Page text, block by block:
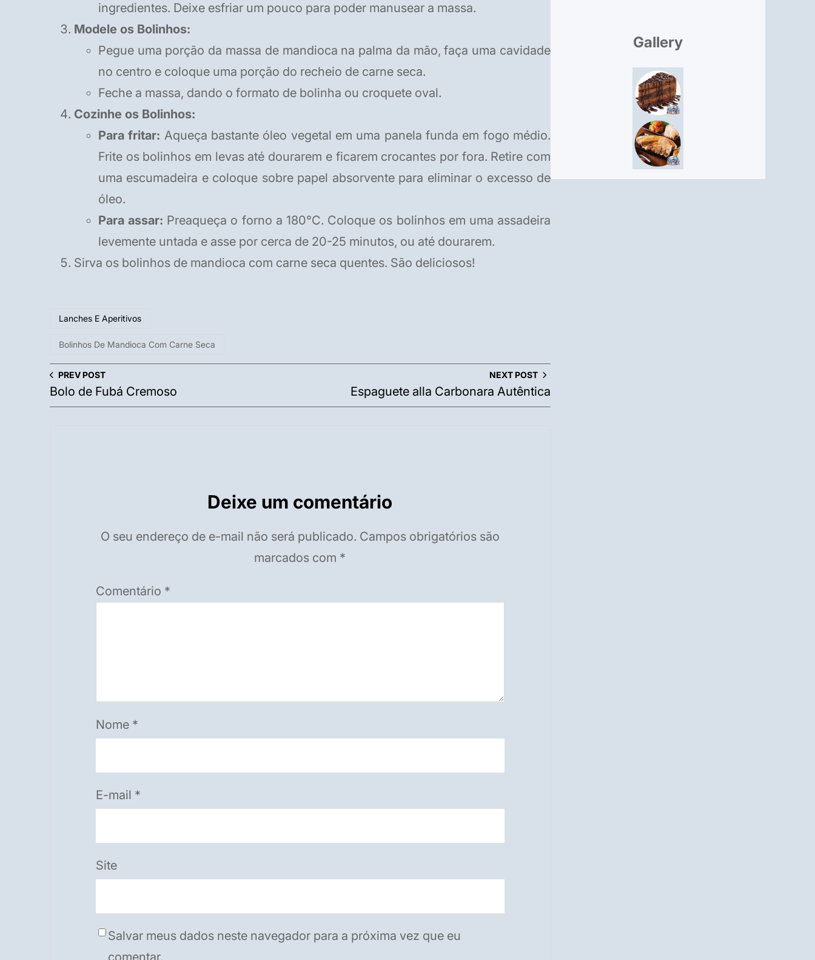
ingredientes. Deixe esfriar um pouco para poder manusear a massa.
Modele os Bolinhos:
Pegue uma porção da massa de mandioca na palma da mão, faça uma cavidade
no centro e coloque uma porção do recheio de carne seca.
Feche a massa, dando o formato de bolinha ou croquete oval.
Cozinhe os Bolinhos:
Para fritar: Aqueça bastante óleo vegetal em uma panela funda em fogo médio.
Frite os bolinhos em levas até dourarem e ficarem crocantes por fora. Retire com
uma escumadeira e coloque sobre papel absorvente para eliminar o excesso de
óleo.
Para assar: Preaqueça o forno a 180°C. Coloque os bolinhos em uma assadeira
levemente untada e asse por cerca de 20-25 minutos, ou até dourarem.
Sirva os bolinhos de mandioca com carne seca quentes. São deliciosos!
Lanches E Aperitivos
Bolinhos De Mandioca Com Carne Seca
PREV POST
Bolo de Fubá Cremoso
NEXT POST
Espaguete alla Carbonara Autêntica
Deixe um comentário
O seu endereço de e-mail não será publicado. Campos obrigatórios são
marcados com *
Comentário *
Nome *
E-mail *
Site
Salvar meus dados neste navegador para a próxima vez que eu
comentar.
Gallery